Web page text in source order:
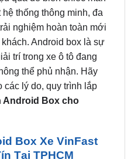
Android box là sự
trí trong xe ô tô đang
thể phủ nhận. Hãy
các lý do, quy trình lắp
Android Box cho
Box Xe VinFast